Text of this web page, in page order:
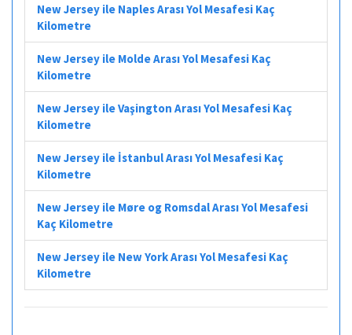
New Jersey ile Naples Arası Yol Mesafesi Kaç
Kilometre
New Jersey ile Molde Arası Yol Mesafesi Kaç
Kilometre
New Jersey ile Vaşington Arası Yol Mesafesi Kaç
Kilometre
New Jersey ile İstanbul Arası Yol Mesafesi Kaç
Kilometre
New Jersey ile Møre og Romsdal Arası Yol Mesafesi
Kaç Kilometre
New Jersey ile New York Arası Yol Mesafesi Kaç
Kilometre